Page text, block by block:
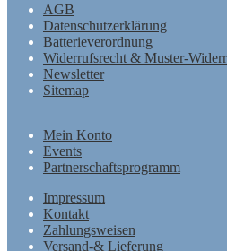
AGB
Datenschutzerklärung
Batterieverordnung
Widerrufsrecht & Muster-
Newsletter
Sitemap
Mein Konto
Events
Partnerschaftsprogramm
Impressum
Kontakt
Zahlungsweisen
Versand-& Lieferung